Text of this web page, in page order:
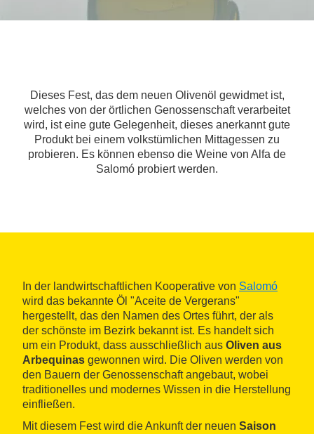
Dieses Fest, das dem neuen Olivenöl gewidmet ist,
welches von der örtlichen Genossenschaft verarbeitet
wird, ist eine gute Gelegenheit, dieses anerkannt gute
Produkt bei einem volkstümlichen Mittagessen zu
probieren. Es können ebenso die Weine von Alfa de
Salomó probiert werden.
In der landwirtschaftlichen Kooperative von Salomó
wird das bekannte Öl "Aceite de Vergerans"
hergestellt, das den Namen des Ortes führt, der als
der schönste im Bezirk bekannt ist. Es handelt sich
um ein Produkt, dass ausschließlich aus Oliven aus
Arbequinas gewonnen wird. Die Oliven werden von
den Bauern der Genossenschaft angebaut, wobei
traditionelles und modernes Wissen in die Herstellung
einfließen.
Mit diesem Fest wird die Ankunft der neuen Saison